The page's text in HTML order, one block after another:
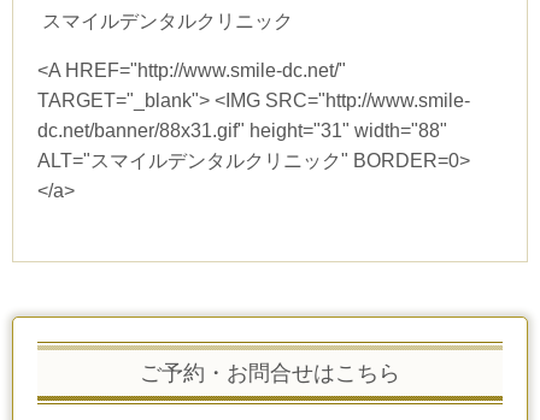
スマイルデンタルクリニック
<A HREF="http://www.smile-dc.net/"
TARGET="_blank"> <IMG SRC="http://www.smile-
dc.net/banner/88x31.gif" height="31" width="88"
ALT="スマイルデンタルクリニック" BORDER=0>
</a>
ご予約・お問合せはこちら